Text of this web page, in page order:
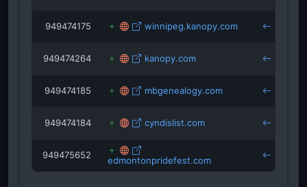
949474175 winnipeg.kanopy.com
949474264 kanopy.com
949474185 mbgenealogy.com
949474184 cyndislist.com
949475652 edmontonpridefest.com